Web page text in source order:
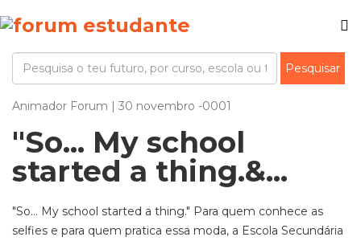
Animador Forum | 30 novembro -0001
"So... My school
started a thing.&...
"So... My school started a thing." Para quem conhece as
selfies e para quem pratica essa moda, a Escola Secundária